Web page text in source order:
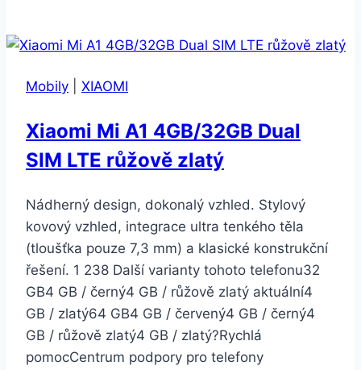
Plus
černý
Mobily XIAOMI
Xiaomi Mi A1 4GB/32GB Dual
SIM LTE růžově zlatý
Nádherný design, dokonalý vzhled. Stylový
kovový vzhled, integrace ultra tenkého těla
(tloušťka pouze 7,3 mm) a klasické konstrukční
řešení. 1 238 Další varianty tohoto telefonu32
GB4 GB / černý4 GB / růžově zlatý aktuální4
GB / zlatý64 GB4 GB / červený4 GB / černý4
GB / růžově zlatý4 GB / zlatý?Rychlá
pomocCentrum podpory pro telefony